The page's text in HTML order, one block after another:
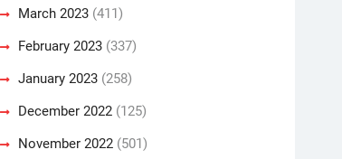
March 2023 (411)
February 2023 (337)
January 2023 (258)
December 2022 (125)
November 2022 (501)